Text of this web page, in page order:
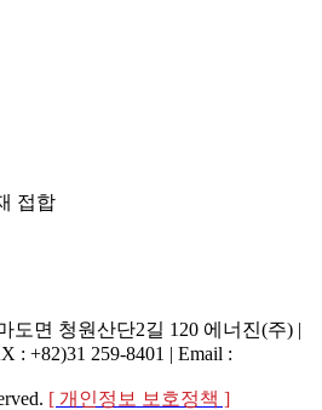
접합
도면 청원산단2길 120 에너진(주) |
: +82)31 259-8401 | Email :
[ 개인정보 보호정책 ]